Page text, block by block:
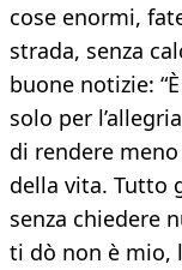
cose enormi,
strada, senza
buone notizie:
solo per
di rendere
della vita. Tutto
senza chiedere
ti dò non è mio,